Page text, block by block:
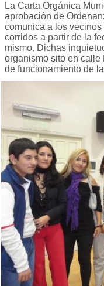
La Carta Orgánica
aprobación de
comunica a los
corridos a partir de la
mismo. Dichas
organismo sito en
de funcionamiento de